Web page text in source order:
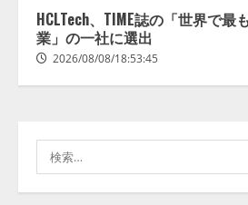
HCLTech、TIME誌の「世界で最
業」の一社に選出
2026/08/08/18:53:45
索:
3
業の68.0％が
活用は「上手
答
ナレッジワー
の業界特化
2026/08/07/